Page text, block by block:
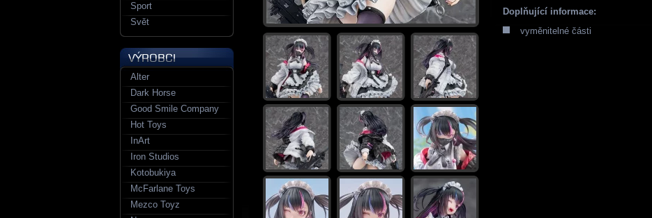
Doplňující informace:
vyměnitelné části
Sport
Svět
Alter
Dark Horse
Good Smile Company
Hot Toys
InArt
Iron Studios
Kotobukiya
McFarlane Toys
Mezco Toyz